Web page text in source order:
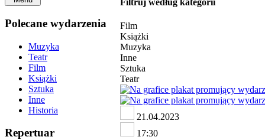
Polecane wydarzenia
Muzyka
Teatr
Film
Książki
Sztuka
Inne
Historia
Repertuar
Filtruj według kategorii
Film
Książki
Muzyka
Inne
Sztuka
Teatr
21.04.2023
17:30